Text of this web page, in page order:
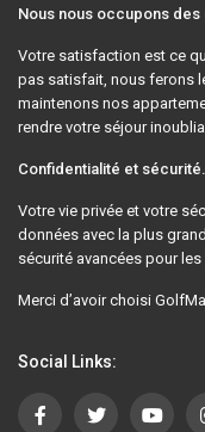
Nous nous occupons des
Votre satisfaction est ce
pas satisfait, nous ferons
maintenons nos
rendre votre séjour
Confidentialité et sécurité.
Votre vie privée et votre
données avec la plus
sécurité avancées pour
Merci d’avoir choisi
Social Links: